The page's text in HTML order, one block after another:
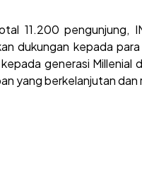
11.200 pengunjung,
dukungan kepada
generasi Millenial
yang berkelanjutan dan